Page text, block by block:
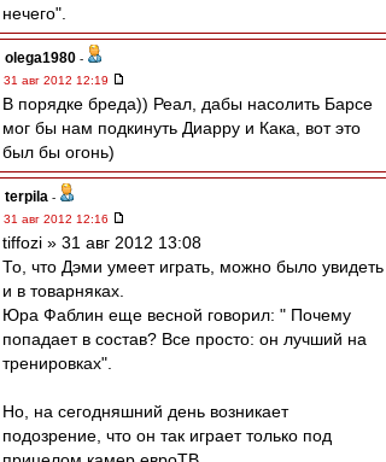
нечего".
olega1980 -
31 авг 2012 12:19
В порядке бреда)) Реал, дабы насолить Барсе
мог бы нам подкинуть Диарру и Кака, вот это
был бы огонь)
terpila -
31 авг 2012 12:16
tiffozi » 31 авг 2012 13:08
То, что Дэми умеет играть, можно было увидеть
и в товарняках.
Юра Фаблин еще весной говорил: " Почему
попадает в состав? Все просто: он лучший на
тренировках".
Но, на сегодняшний день возникает
подозрение, что он так играет только под